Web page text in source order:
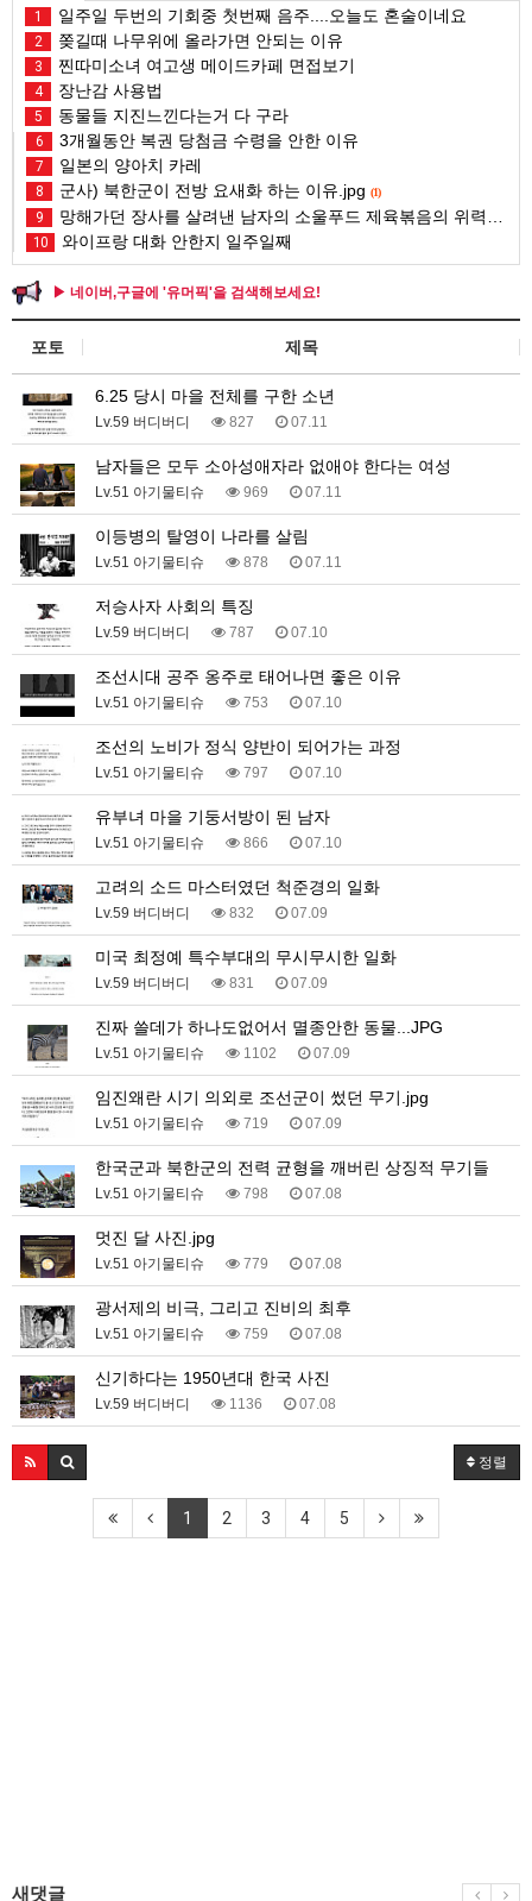
1 일주일 두번의 기회중 첫번째 음주....오늘도 혼술이네요
2 쫒길때 나무위에 올라가면 안되는 이유
3 찐따미소녀 여고생 메이드카페 면접보기
4 장난감 사용법
5 동물들 지진느낀다는거 다 구라
6 3개월동안 복권 당첨금 수령을 안한 이유
7 일본의 양아치 카레
8 군사) 북한군이 전방 요새화 하는 이유.jpg (1)
9 망해가던 장사를 살려낸 남자의 소울푸드 제육볶음의 위력 ㅋㅋ
10 와이프랑 대화 안한지 일주일째
▶ 네이버,구글에 '유머픽'을 검색해보세요!
포토 제목
6.25 당시 마을 전체를 구한 소년
Lv.59 버디버디 827 07.11
남자들은 모두 소아성애자라 없애야 한다는 여성
Lv.51 아기물티슈 969 07.11
이등병의 탈영이 나라를 살림
Lv.51 아기물티슈 878 07.11
저승사자 사회의 특징
Lv.59 버디버디 787 07.10
조선시대 공주 옹주로 태어나면 좋은 이유
Lv.51 아기물티슈 753 07.10
조선의 노비가 정식 양반이 되어가는 과정
Lv.51 아기물티슈 797 07.10
유부녀 마을 기둥서방이 된 남자
Lv.51 아기물티슈 866 07.10
고려의 소드 마스터였던 척준경의 일화
Lv.59 버디버디 832 07.09
미국 최정예 특수부대의 무시무시한 일화
Lv.59 버디버디 831 07.09
진짜 쓸데가 하나도없어서 멸종안한 동물...JPG
Lv.51 아기물티슈 1102 07.09
임진왜란 시기 의외로 조선군이 썼던 무기.jpg
Lv.51 아기물티슈 719 07.09
한국군과 북한군의 전력 균형을 깨버린 상징적 무기들
Lv.51 아기물티슈 798 07.08
멋진 달 사진.jpg
Lv.51 아기물티슈 779 07.08
광서제의 비극, 그리고 진비의 최후
Lv.51 아기물티슈 759 07.08
신기하다는 1950년대 한국 사진
Lv.59 버디버디 1136 07.08
정렬
1 2 3 4 5
새댓글